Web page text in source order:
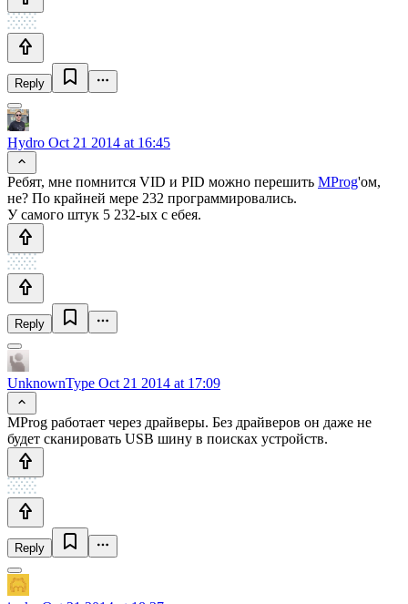
Reply
Hydro Oct 21 2014 at 16:45
Ребят, мне помнится VID и PID можно перешить MProg'ом,
не? По крайней мере 232 программировались.
У самого штук 5 232-ых с ебея.
Reply
UnknownType Oct 21 2014 at 17:09
MProg работает через драйверы. Без драйверов он даже не
будет сканировать USB шину в поисках устройств.
Reply